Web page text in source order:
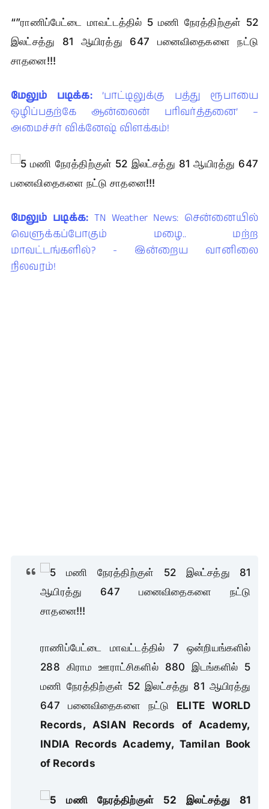
“”ராணிப்பேட்டை மாவட்டத்தில் 5 மணி நேரத்திற்குள் 52
இலட்சத்து 81 ஆயிரத்து 647 பனைவிதைகளை நட்டு
சாதனை!!!
மேலும் படிக்க:’பாட்டிலுக்கு பத்து ரூபாயை
ஒழிப்பதற்கே ஆன்லைன் பரிவர்த்தனை’ –
அமைச்சர் விக்னேஷ் விளக்கம்!
மேலும் படிக்க: TN Weather News: சென்னையில்
வெளுக்கப்போகும் மழை.. மற்ற
மாவட்டங்களில்? - இன்றைய வானிலை
நிலவரம்!
ராணிப்பேட்டை மாவட்டத்தில் 7 ஒன்றியங்களில்
288 கிராம ஊராட்சிகளில் 880 இடங்களில் 5
மணி நேரத்திற்குள் 52 இலட்சத்து 81 ஆயிரத்து
647 பனைவிதைகளை நட்டு ELITE WORLD
Records, ASIAN Records of Academy,
INDIA Records Academy, Tamilan Book
of Records